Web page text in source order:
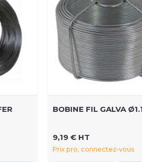
BOBINE FIL GALVA
9,19 € HT
Prix pro, connectez-vous